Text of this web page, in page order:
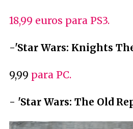
18,99 euros para PS3.
-'Star Wars: Knights
9,99 para PC.
- 'Star Wars: The Old